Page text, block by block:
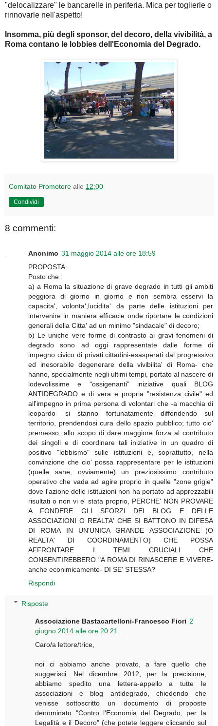
"delocalizzare" le bancarelle in periferia. Mica per toglierle o
rinnovarle nell'aspetto!
Insomma, più degli sponsor, del decoro, della vivibilità, a
Roma contano le lobbies dell'Economia del Degrado.
Comitato Promotore alle 12:00
Condividi
8 commenti:
Anonimo 31 maggio 2014 alle ore 18:59
PROPOSTA:
Posto che :
a) a Roma la situazione di grave degrado in tutti gli ambiti
peggiora di giorno in giorno e non sembra esservi la
capacita', volonta',lucidita' da parte delle istituzioni per
intervenire in maniera efficacie onde riportare le condizioni
generali della Citta' ad un minimo "sindacale" di decoro;
b) Le uniche vere forme di contrasto ai gravi fenomeni di
degrado sono ad oggi rappresentate dalle forme di
impegno civico di privati cittadini-esasperati dal progressivo
ed inesorabile degenerare della vivibilita' di Roma- che
hanno, specialmente negli ultimi tempi, portato al nascere di
lodevolissime e "ossigenanti" iniziative quali BLOG
ANTIDEGRADO e di vera e propria "resistenza civile" ed
all'impegno in prima persona di volontari che -a macchia di
leopardo- si stanno fortunatamente diffondendo sul
territorio, prendendosi cura dello spazio pubblico; tutto cio'
premesso, allo scopo di dare maggiore forza al contributo
dei singoli e di coordinare tali iniziative in un quadro di
positivo "lobbismo" sulle istituzioni e, soprattutto, nella
convinzione che cio' possa rappresentare per le istituzioni
(quelle sane, ovviamente) un preziosissimo contributo
operativo che vada ad agire proprio in quelle "zone grigie"
dove l'azione delle istituzioni non ha portato ad apprezzabili
risultati o non vi e' stata proprio, PERCHE' NON PROVARE
A FONDERE GLI SFORZI DEI BLOG E DELLE
ASSOCIAZIONI O REALTA' CHE SI BATTONO IN DIFESA
DI ROMA IN UN'UNICA GRANDE ASSOCIAZIONE (O
REALTA' DI COORDINAMENTO) CHE POSSA
AFFRONTARE I TEMI CRUCIALI CHE
CONSENTIREBBERO "A ROMA DI RINASCERE E VIVERE-
anche econimicamente- DI SE' STESSA?
Rispondi
Risposte
Associazione Bastacartelloni-Francesco Fiori 2
giugno 2014 alle ore 20:21
Caro/a lettore/trice,
noi ci abbiamo anche provato, a fare quello che
suggerisci. Nel dicembre 2012, per la precisione,
abbiamo spedito una lettera-appello a tutte le
associazioni e blog antidegrado, chiedendo che
venisse sottoscritto un documento di proposte
denominato "Contro l'Economia del Degrado, per la
Legalità e il Decoro" (che potete leggere cliccando sul